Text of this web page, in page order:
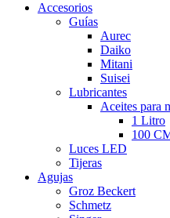
Accesorios
Guías
Aurec
Daiko
Mitani
Suisei
Lubricantes
Aceites para
1 Litro
100
Luces LED
Tijeras
Agujas
Groz Beckert
Schmetz